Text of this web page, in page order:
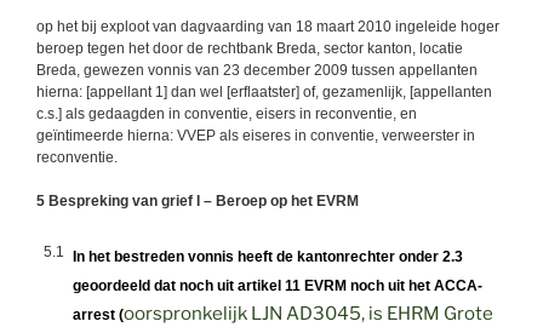
op het bij exploot van dagvaarding van 18 maart 2010 ingeleide hoger
beroep tegen het door de rechtbank Breda, sector kanton, locatie
Breda, gewezen vonnis van 23 december 2009 tussen appellanten
hierna: [appellant 1] dan wel [erflaatster] of, gezamenlijk, [appellanten
c.s.] als gedaagden in conventie, eisers in reconventie, en
geïntimeerde hierna: VVEP als eiseres in conventie, verweerster in
reconventie.
5 Bespreking van grief I – Beroep op het EVRM
5.1
In het bestreden vonnis heeft de kantonrechter onder 2.3
geoordeeld dat noch uit artikel 11 EVRM noch uit het ACCA-
arrest (oorspronkelijk LJN AD3045, is EHRM Grote